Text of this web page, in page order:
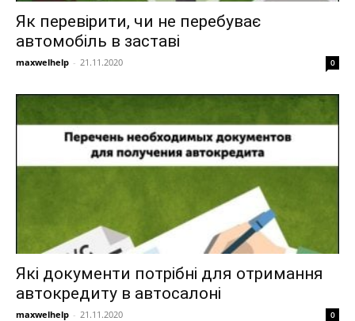
Як перевірити, чи не перебуває
автомобіль в заставі
maxwelhelp - 21.11.2020 0
Які документи потрібні для отримання
автокредиту в автосалоні
maxwelhelp - 21.11.2020 0